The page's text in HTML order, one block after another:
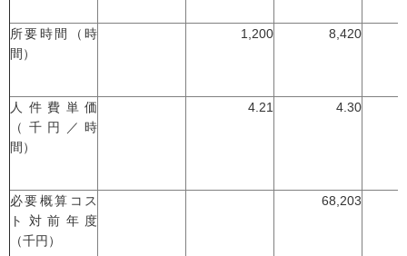
所要時間（時
間）
1,200 8,420
人件費単価
（千円／時
間）
4.21 4.30
必要概算コス
ト対前年度
（千円）
68,203